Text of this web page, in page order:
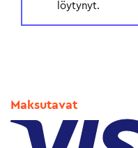
löytynyt.
Maksutavat